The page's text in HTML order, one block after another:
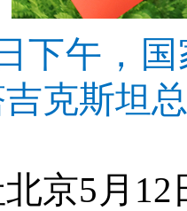
下午，
克斯坦
京5月